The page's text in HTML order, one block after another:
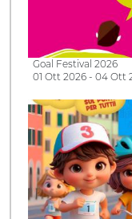
Goal Festival 2026
01 Ott 2026 - 04 Ott